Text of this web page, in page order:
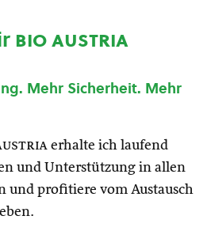
bio austria
Mehr Sicherheit. Mehr
erhalte ich laufend
und Unterstützung in allen
und profitiere vom Austausch